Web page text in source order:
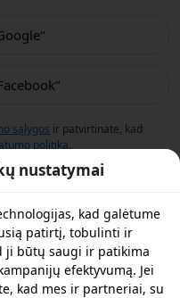
sąlygos ir patvirtinate, kad
politiką.
nustatymai
kad galėtume
patirtį, tobulinti ir
ji būtų saugi ir patikima
efektyvumą. Jei
kad mes ir partneriai, su